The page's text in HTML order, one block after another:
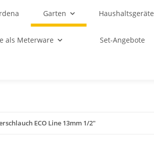
Garten Haushaltsgeräte
als Meterware Set-Angebote
ECO Line 13mm 1/2"